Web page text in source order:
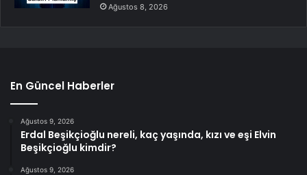
Ağustos 8, 2026
En Güncel Haberler
Ağustos 9, 2026
Erdal Beşikçioğlu nereli, kaç yaşında, kızı ve eşi Elvin
Beşikçioğlu kimdir?
Ağustos 9, 2026